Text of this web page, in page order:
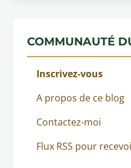
COMMUNAUTÉ
Inscrivez-vous
A propos de ce blog
Contactez-moi
Flux RSS pour